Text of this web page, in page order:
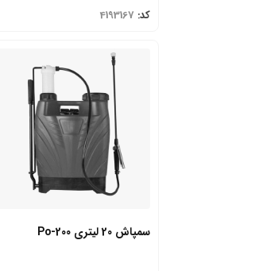
کد: 4193167
سمپاش 20 لیتری Po-200